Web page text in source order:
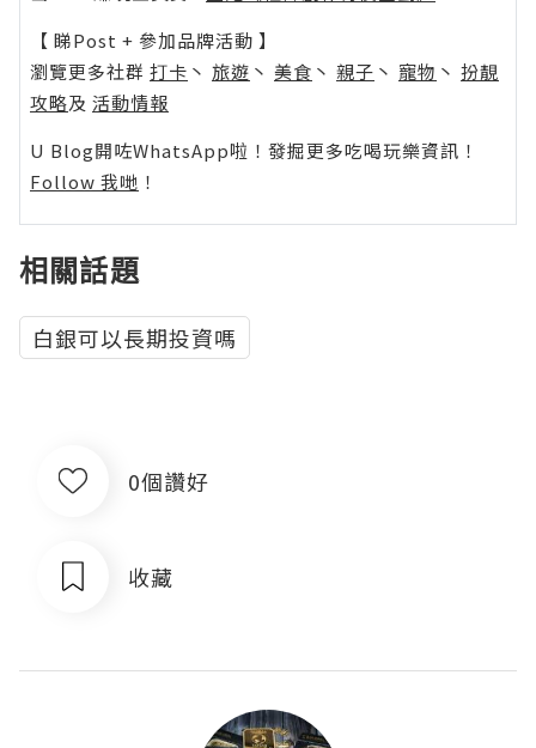
【 睇Post + 參加品牌活動 】
瀏覽更多社群 打卡 丶 旅遊 丶 美食 丶 親子 丶 寵物 丶 扮靚
攻略及 活動情報
U Blog開咗WhatsApp啦！發掘更多吃喝玩樂資訊！
Follow 我哋 ！
相關話題
白銀可以長期投資嗎
0個讚好
收藏